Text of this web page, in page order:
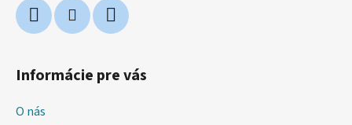
Informácie pre vás
O nás